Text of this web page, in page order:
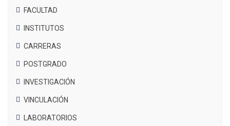
FACULTAD
INSTITUTOS
CARRERAS
POSTGRADO
INVESTIGACIÓN
VINCULACIÓN
LABORATORIOS